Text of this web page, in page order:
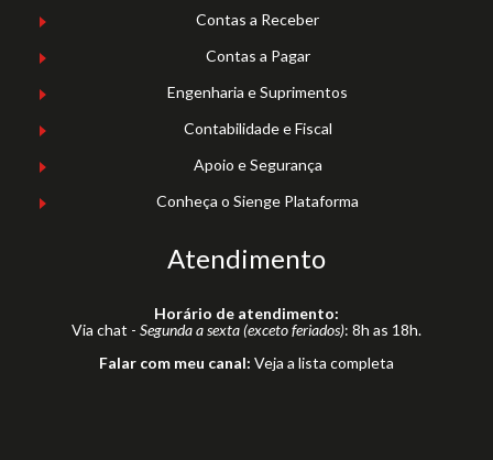
Contas a Receber
Contas a Pagar
Engenharia e Suprimentos
Contabilidade e Fiscal
Apoio e Segurança
Conheça o Sienge Plataforma
Atendimento
Horário de atendimento:
Via chat - Segunda a sexta (exceto feriados): 8h as 18h.
Falar com meu canal: Veja a lista completa